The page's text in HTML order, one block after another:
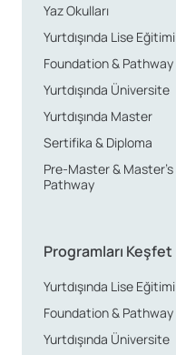
Yaz Okulları
Yurtdışında Lise Eğitimi
Foundation & Pathway
Yurtdışında Üniversite
Yurtdışında Master
Sertifika & Diploma
Pre-Master & Master’s
Pathway
Programları Keşfet
Yurtdışında Lise Eğitimi
Foundation & Pathway
Yurtdışında Üniversite